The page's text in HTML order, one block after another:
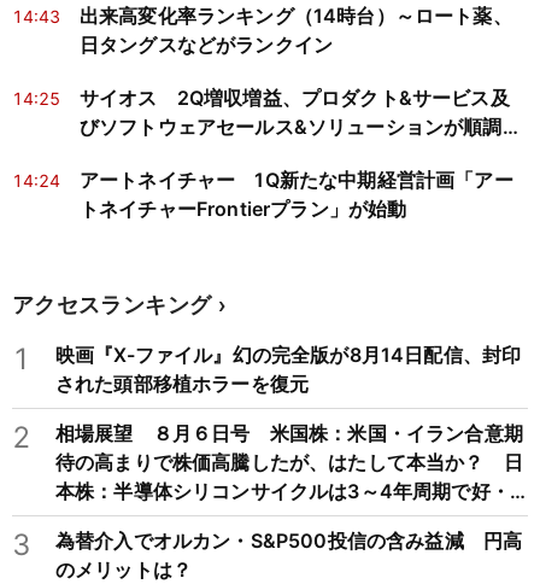
14:43
出来高変化率ランキング（14時台）～ロート薬、
日タングスなどがランクイン
14:25
サイオス 2Q増収増益、プロダクト&サービス及
びソフトウェアセールス&ソリューションが順調に
14:24
アートネイチャー 1Q新たな中期経営計画「アー
トネイチャーFrontierプラン」が始動
アクセスランキング
1
映画『X-ファイル』幻の完全版が8月14日配信、封印
された頭部移植ホラーを復元
2
相場展望 ８月６日号 米国株：米国・イラン合意期
待の高まりで株価高騰したが、はたして本当か？ 日
本株：半導体シリコンサイクルは3～4年周期で好・
不況を繰り返すため注意
3
為替介入でオルカン・S&P500投信の含み益減 円高
のメリットは？